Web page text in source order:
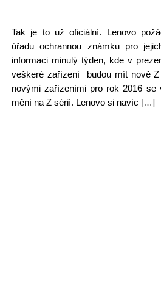
Tak je to už oficiální. Lenovo
úřadu ochrannou známku pro
informaci minulý týden, kde v
veškeré zařízení budou mít nově
novými zařízeními pro rok 2016 se
mění na Z sérií. Lenovo si navíc […]